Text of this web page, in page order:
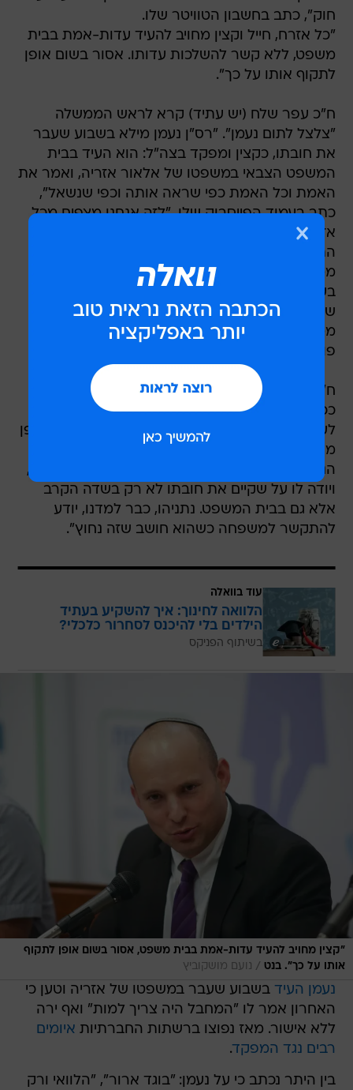
חוק", כתב בחשבון הטוויטר שלו.
"כל אזרח, חייל וקצין מחויב להעיד עדות-אמת בבית
משפט, ללא קשר להשלכות עדותו. אסור בשום אופן
לתקוף אותו על כך".
ח"כ עפר שלח (יש עתיד) קרא לראש הממשלה
"צלצל לתום נעמן". "רס"ן נעמן מילא בשבוע שעבר
את חובתו, כקצין ומפקד בצה"ל: הוא העיד בבית
המשפט הצבאי במשפטו של אלאור אזריה, ואמר את
האמת וכל האמת כפי שראה אותה וכפי שנשאל",
כתב בעמוד הפייסבוק שלו. "לזה אנחנו מצפים מכל
אזרח, ובוודאי מכל קצין. בלי זה אין חוק ואין צבא.
התגובה של המשסים לא איחרה לבוא: מתקפה של
ממש ברשתות החברתיות, מלווה באיומים והסתה.
בעולם של המסיתים האלה שחור הוא לבן ולבן הוא
שחור: קצין שאומר אמת מפר את חובתו כמפקד,
ממש כשם שרמטכ"ל שמורה על תחקיר וחקירה
פוגע בצה"ל".
ח"כ שלח הוסיף כי "משפחתו של תום יצאה להגנתו.
ככה זה במקום שבו אין מנהיגים: המשפחה נאלצת
לעשות את מה שצריכה לעשות הנהגה שיש לה מצפן
מוסרי ואחריות. אם נתניהו רוצה לעשות את הדבר
הנכון, שיתקשר למשפחתו של תום ואל הקצין עצמו,
ויודה לו על שקיים את חובתו לא רק בשדה הקרב
אלא גם בבית המשפט. נתניהו, כבר למדנו, יודע
להתקשר למשפחה כשהוא חושב שזה נחוץ".
עוד בוואלה
הלוואה לחינוך: איך להשקיע בעתיד
הילדים בלי להיכנס לסחרור כלכלי?
בשיתוף הפניקס
"קצין מחויב להעיד עדות-אמת בבית משפט, אסור בשום אופן לתקוף
אותו על כך". בנט / נועם מושקוביץ
נעמן העיד בשבוע שעבר במשפטו של אזריה וטען כי
האחרון אמר לו "המחבל היה צריך למות" ואף ירה
ללא אישור. מאז נפוצו ברשתות החברתיות איומים
רבים נגד המפקד.
בין היתר נכתב כי על נעמן: "בוגד ארור", "הלוואי ורק